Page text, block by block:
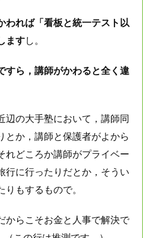
われば「看板と統一テスト以
ますし。
すら，講師がかわると全く違
辺の大手塾において，講師同
とか，講師と保護者がよから
れどころか講師がプライベー
行に行ったりだとか，そうい
もするもので。
からこそお金と人事で解決で